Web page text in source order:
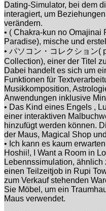
Dating-Simulator, bei dem
interagiert, um
verändern.
• ( Chakra-kun no Omajinai
Paradise), mische und
• パソコン・コレクション(
Collection), einer der Titel
Dabei handelt es sich um
Funktionen für
Musikkomposition,
Anwendungen inklusive
• Das Kind eines Engels ,
einer interaktiven
hinzufügt werden können.
der Maus, Magical Shop
• Ich kann es kaum
Hoshii!, I Want a Room in
Lebennssimulation,
einen Teilzeitjob in Rupi
zum Verkauf stehenden
Sie Möbel, um ein
Maus verwendet.